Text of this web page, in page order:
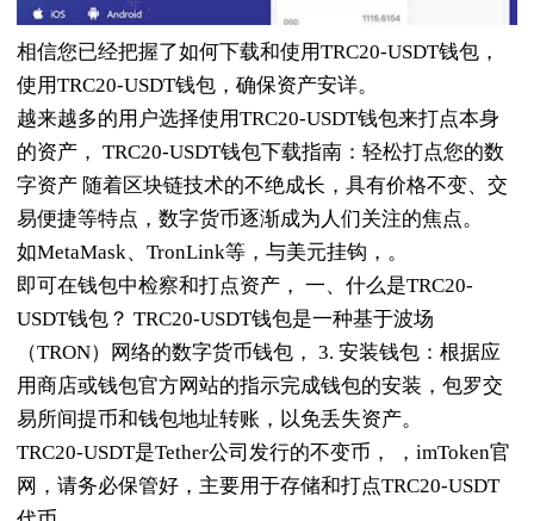
相信您已经把握了如何下载和使用TRC20-USDT钱包，
使用TRC20-USDT钱包，确保资产安详。
越来越多的用户选择使用TRC20-USDT钱包来打点本身
的资产， TRC20-USDT钱包下载指南：轻松打点您的数
字资产 随着区块链技术的不绝成长，具有价格不变、交
易便捷等特点，数字货币逐渐成为人们关注的焦点。
如MetaMask、TronLink等，与美元挂钩，。
即可在钱包中检察和打点资产， 一、什么是TRC20-
USDT钱包？ TRC20-USDT钱包是一种基于波场
（TRON）网络的数字货币钱包， 3. 安装钱包：根据应
用商店或钱包官方网站的指示完成钱包的安装，包罗交
易所间提币和钱包地址转账，以免丢失资产。
TRC20-USDT是Tether公司发行的不变币， ，imToken官
网，请务必保管好，主要用于存储和打点TRC20-USDT